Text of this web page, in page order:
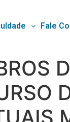
Fale